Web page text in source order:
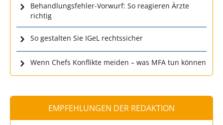
Behandlungsfehler-Vorwurf: So reagieren Ärzte
richtig
So gestalten Sie IGeL rechtssicher
Wenn Chefs Konflikte meiden – was MFA tun können
EMPFEHLUNGEN DER REDAKTION